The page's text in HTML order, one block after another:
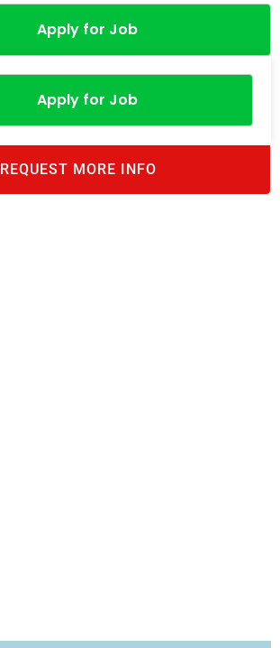
Apply for Job
Apply for Job
REQUEST MORE INFO